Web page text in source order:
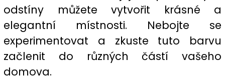
odstíny můžete vytvořit krásné a
elegantní místnosti. Nebojte se
experimentovat a zkuste tuto barvu
začlenit do různých částí vašeho
domova.